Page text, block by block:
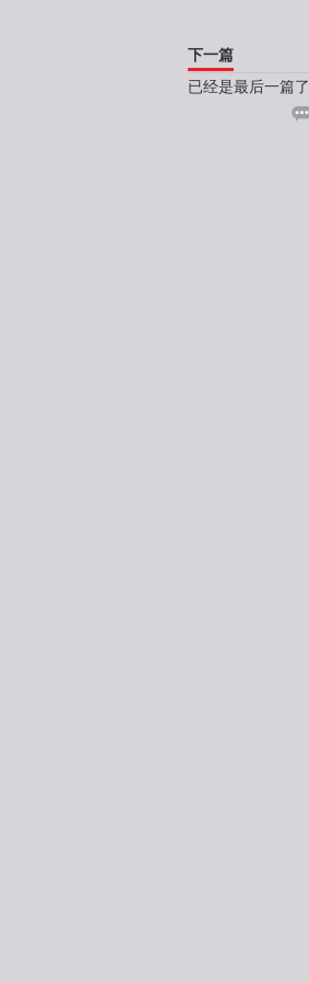
下一篇
已经是最后一篇了